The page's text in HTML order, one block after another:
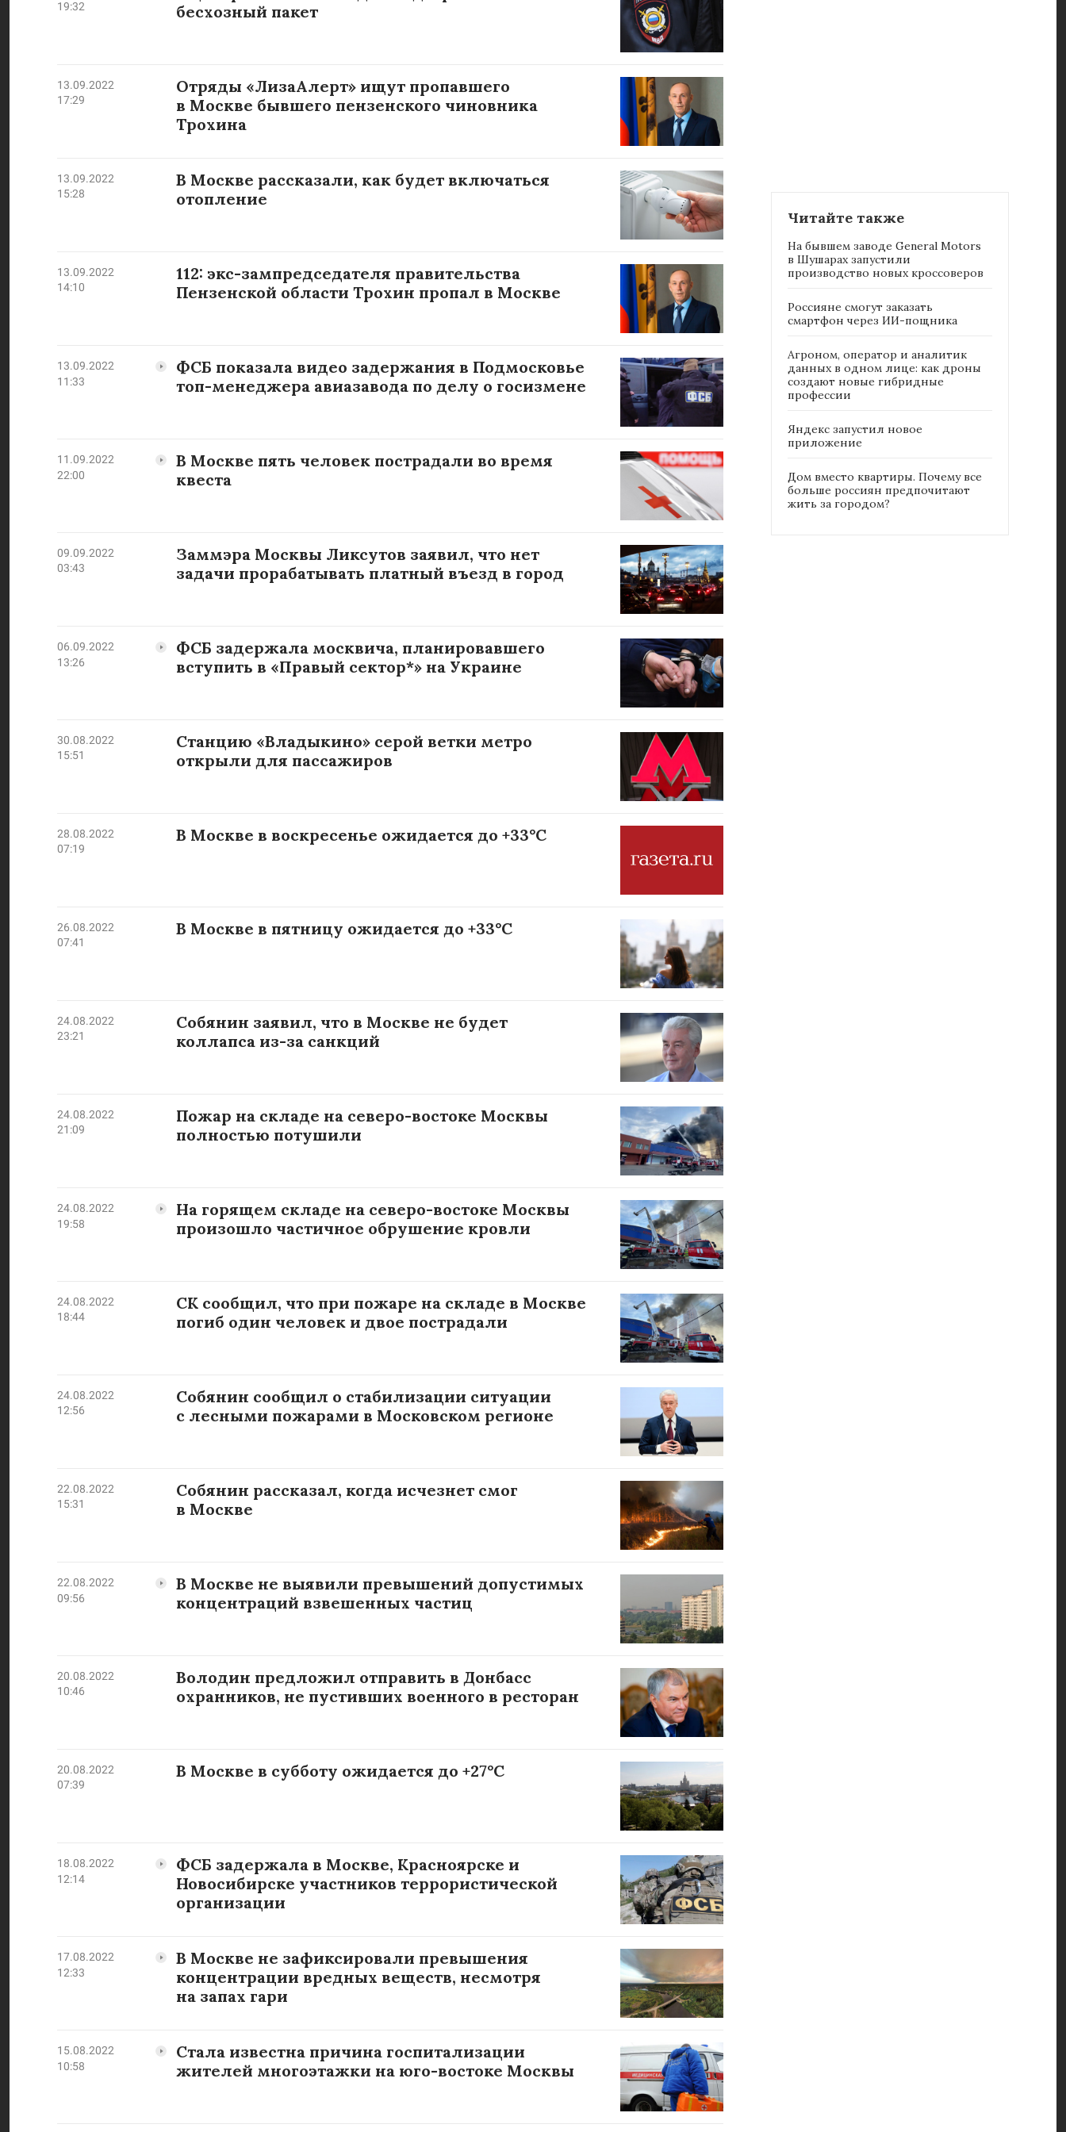
19:32
бесхозный пакет
13.09.2022
17:29
Отряды «ЛизаАлерт» ищут пропавшего
в Москве бывшего пензенского чиновника
Трохина
13.09.2022
15:28
В Москве рассказали, как будет включаться
отопление
13.09.2022
14:10
112: экс-зампредседателя правительства
Пензенской области Трохин пропал в Москве
13.09.2022
11:33
ФСБ показала видео задержания в Подмосковье
топ-менеджера авиазавода по делу о госизмене
11.09.2022
22:00
В Москве пять человек пострадали во время
квеста
09.09.2022
03:43
Заммэра Москвы Ликсутов заявил, что нет
задачи прорабатывать платный въезд в город
06.09.2022
13:26
ФСБ задержала москвича, планировавшего
вступить в «Правый сектор*» на Украине
30.08.2022
15:51
Станцию «Владыкино» серой ветки метро
открыли для пассажиров
28.08.2022
07:19
В Москве в воскресенье ожидается до +33°С
26.08.2022
07:41
В Москве в пятницу ожидается до +33°С
24.08.2022
23:21
Собянин заявил, что в Москве не будет
коллапса из-за санкций
24.08.2022
21:09
Пожар на складе на северо-востоке Москвы
полностью потушили
24.08.2022
19:58
На горящем складе на северо-востоке Москвы
произошло частичное обрушение кровли
24.08.2022
18:44
СК сообщил, что при пожаре на складе в Москве
погиб один человек и двое пострадали
24.08.2022
12:56
Собянин сообщил о стабилизации ситуации
с лесными пожарами в Московском регионе
22.08.2022
15:31
Собянин рассказал, когда исчезнет смог
в Москве
22.08.2022
09:56
В Москве не выявили превышений допустимых
концентраций взвешенных частиц
20.08.2022
10:46
Володин предложил отправить в Донбасс
охранников, не пустивших военного в ресторан
20.08.2022
07:39
В Москве в субботу ожидается до +27°С
18.08.2022
12:14
ФСБ задержала в Москве, Красноярске и
Новосибирске участников террористической
организации
17.08.2022
12:33
В Москве не зафиксировали превышения
концентрации вредных веществ, несмотря
на запах гари
15.08.2022
10:58
Стала известна причина госпитализации
жителей многоэтажки на юго-востоке Москвы
Читайте также
На бывшем заводе General Motors
в Шушарах запустили
производство новых кроссоверов
Россияне cмогут заказать
смартфон через ИИ-пощника
Агроном, оператор и аналитик
данных в одном лице: как дроны
создают новые гибридные
профессии
Яндекс запустил новое
приложение
Дом вместо квартиры. Почему все
больше россиян предпочитают
жить за городом?